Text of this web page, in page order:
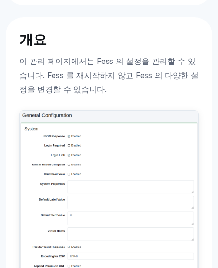
개요
이 관리 페이지에서는 Fess 의 설정을 관리할 수 있
습니다. Fess 를 재시작하지 않고 Fess 의 다양한 설
정을 변경할 수 있습니다.